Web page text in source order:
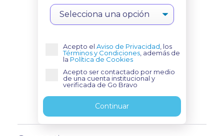
Acepto elAviso de Privacidad , los
Términos y Condiciones , además de
la Política de Cookies
Acepto ser contactado por medio
de una cuenta institucional y
verificada de Go Bravo
Continuar